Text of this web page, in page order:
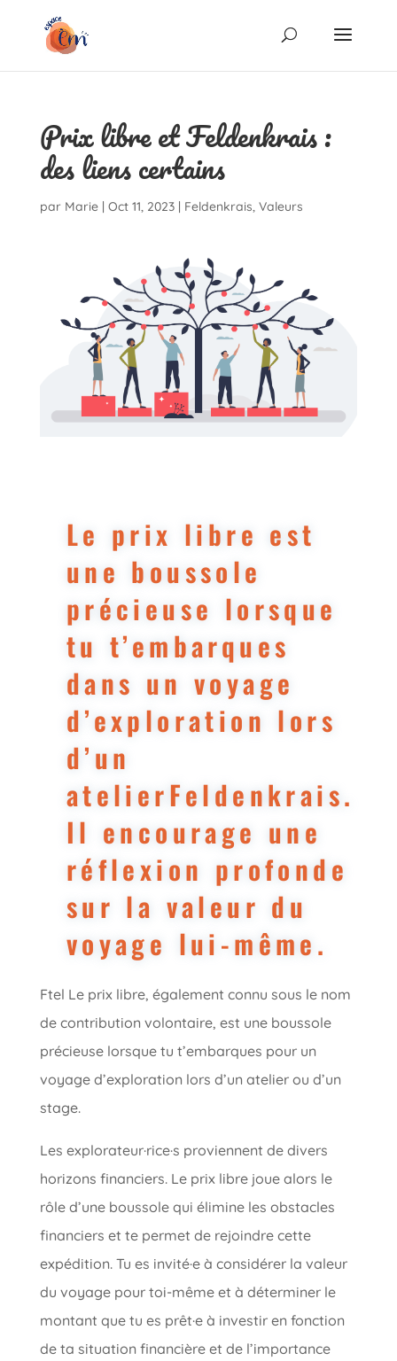
Prix libre et Feldenkrais :
des liens certains
par Marie| Oct 11, 2023| Feldenkrais, Valeurs
Le prix libre est
une boussole
précieuse lorsque
tu t’embarques
dans un voyage
d’exploration lors
d’un
atelierFeldenkrais.
Il encourage une
réflexion profonde
sur la valeur du
voyage lui-même.
Ftel Le prix libre, également connu sous le nom
de contribution volontaire, est une boussole
précieuse lorsque tu t’embarques pour un
voyage d’exploration lors d’un atelier ou d’un
stage.
Les explorateur·rice·s proviennent de divers
horizons financiers. Le prix libre joue alors le
rôle d’une boussole qui élimine les obstacles
financiers et te permet de rejoindre cette
expédition. Tu es invité·e à considérer la valeur
du voyage pour toi-même et à déterminer le
montant que tu es prêt·e à investir en fonction
de ta situation financière et de l’importance